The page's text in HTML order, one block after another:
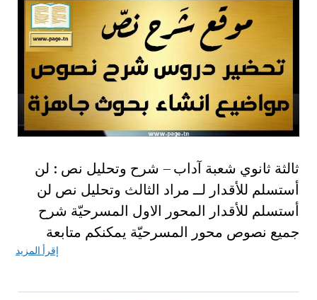
ثالثة ثانوي شعبة آداب – شرح وتحليل نص : لن
أستسلم للأقدار لــ مراد الثالث وتحليل نص لن
أستسلم للأقدار المحور الاول المسرحيّة شرح
جميع نصوص محور المسرحيّة يمكنكم متابعة
إقرأ المزيد